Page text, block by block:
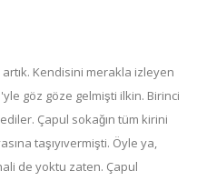
Kendisini merakla izleyen
göz göze gelmişti ilkin. Birinci
Çapul sokağın tüm kirini
taşıyıvermişti. Öyle ya,
de yoktu zaten. Çapul